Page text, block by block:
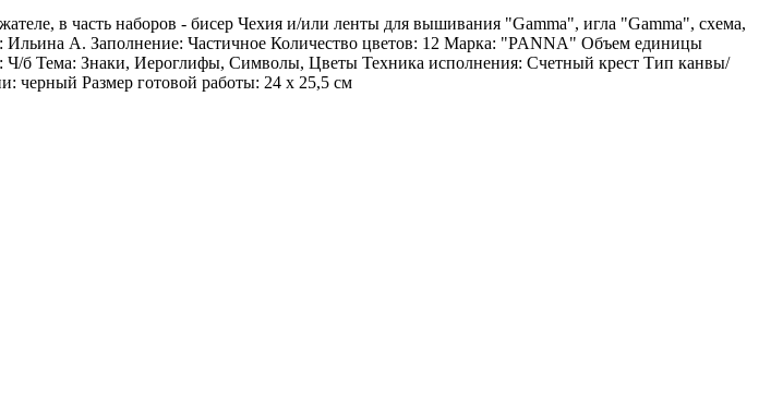
в часть наборов - бисер Чехия и/или ленты для вышивания "Gamma", игла "Gamma", схема,
А. Заполнение: Частичное Количество цветов: 12 Марка: "PANNA" Объем единицы
Тема: Знаки, Иероглифы, Символы, Цветы Техника исполнения: Счетный крест Тип канвы/
черный Размер готовой работы: 24 x 25,5 см